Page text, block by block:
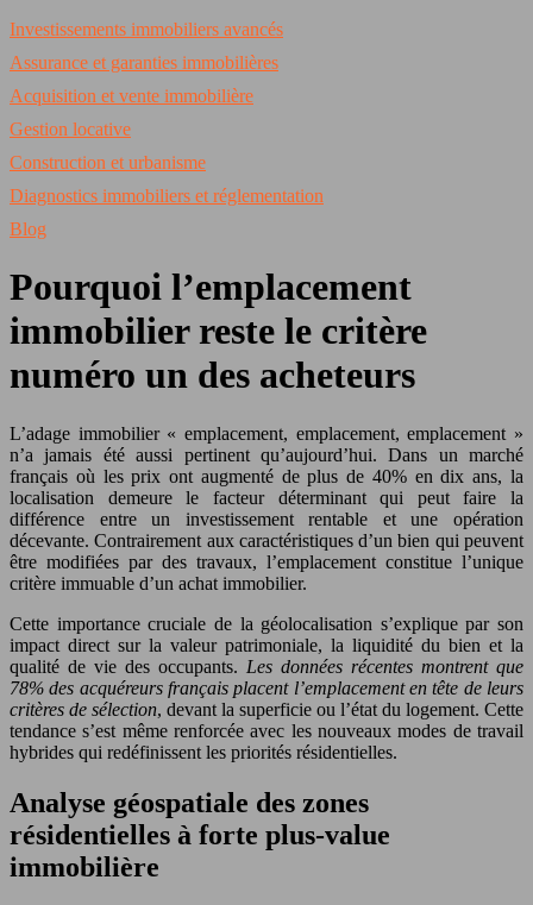
Investissements immobiliers avancés
Assurance et garanties immobilières
Acquisition et vente immobilière
Gestion locative
Construction et urbanisme
Diagnostics immobiliers et réglementation
Blog
Pourquoi l’emplacement
immobilier reste le critère
numéro un des acheteurs
L’adage immobilier « emplacement, emplacement, emplacement »
n’a jamais été aussi pertinent qu’aujourd’hui. Dans un marché
français où les prix ont augmenté de plus de 40% en dix ans, la
localisation demeure le facteur déterminant qui peut faire la
différence entre un investissement rentable et une opération
décevante. Contrairement aux caractéristiques d’un bien qui peuvent
être modifiées par des travaux, l’emplacement constitue l’unique
critère immuable d’un achat immobilier.
Cette importance cruciale de la géolocalisation s’explique par son
impact direct sur la valeur patrimoniale, la liquidité du bien et la
qualité de vie des occupants. Les données récentes montrent que
78% des acquéreurs français placent l’emplacement en tête de leurs
critères de sélection, devant la superficie ou l’état du logement. Cette
tendance s’est même renforcée avec les nouveaux modes de travail
hybrides qui redéfinissent les priorités résidentielles.
Analyse géospatiale des zones
résidentielles à forte plus-value
immobilière